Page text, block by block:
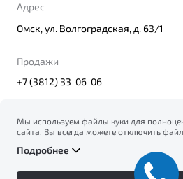
Адрес
Омск, ул. Волгоградская, д. 63/1
Продажи
+7 (3812) 33-06-06
© 2026
Политика конфиденциальности
Официальный сайт Belgee в России
Мы используем файлы куки для
сайта. Вы всегда можете отключить
на сбор и использование файлов куки, и
ознакомление с информацией по сбору,
возможной блокировке файлов куки в
Подробнее